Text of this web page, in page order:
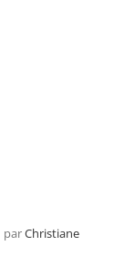
parChristiane